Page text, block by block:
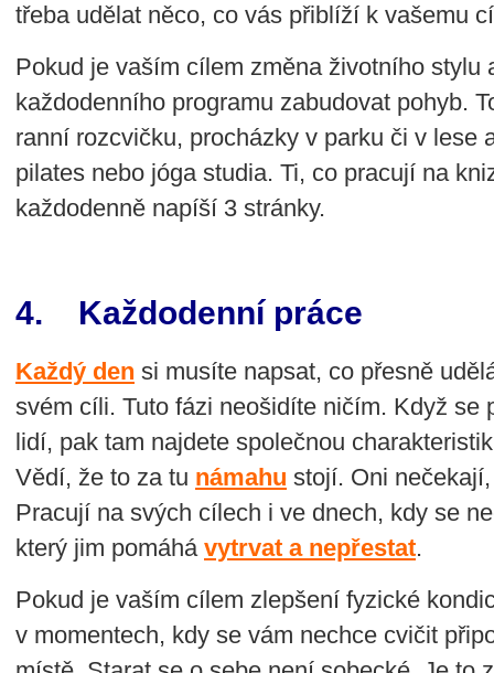
třeba udělat něco, co vás přiblíží k vašemu
Pokud je vaším cílem změna životního stylu
každodenního programu zabudovat pohyb.
ranní rozcvičku, procházky v parku či v lese
pilates nebo jóga studia. Ti, co pracují na
každodenně napíší 3 stránky.
4. Každodenní práce
Každý den si musíte napsat, co přesně
svém cíli. Tuto fázi neošidíte ničím. Když se
lidí, pak tam najdete společnou
Vědí, že to za tu námahu stojí. Oni
Pracují na svých cílech i ve dnech, kdy se
který jim pomáhá vytrvat a nepřestat.
Pokud je vaším cílem zlepšení fyzické
v momentech, kdy se vám nechce cvičit